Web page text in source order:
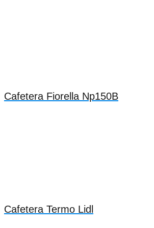
Cafetera Fiorella Np150B
Cafetera Termo Lidl